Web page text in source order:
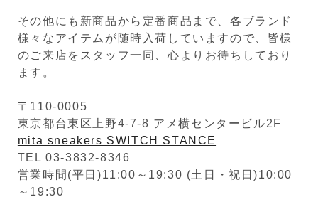
その他にも新商品から定番商品まで、各ブランド
様々なアイテムが随時入荷していますので、皆様
のご来店をスタッフ一同、心よりお待ちしており
ます。
〒110-0005
東京都台東区上野4-7-8 アメ横センタービル2F
mita sneakers SWITCH STANCE
TEL 03-3832-8346
営業時間(平日)11:00～19:30 (土日・祝日)10:00
～19:30